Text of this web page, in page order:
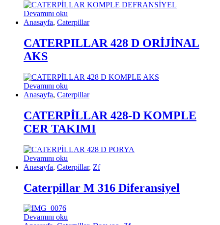
Devamını oku
Anasayfa, Caterpillar
CATERPILLAR 428 D ORİJİNAL
AKS
Devamını oku
Anasayfa, Caterpillar
CATERPİLLAR 428-D KOMPLE
CER TAKIMI
Devamını oku
Anasayfa, Caterpillar, Zf
Caterpillar M 316 Diferansiyel
Devamını oku